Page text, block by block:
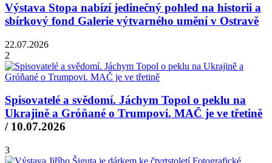
Výstava Stopa nabízí jedinečný pohled na historii a
sbírkový fond Galerie výtvarného umění v Ostravě
22.07.2026
2
Spisovatelé a svědomí. Jáchym Topol o peklu na
Ukrajině a Gróňané o Trumpovi. MAČ je ve třetině
/ 10.07.2026
3